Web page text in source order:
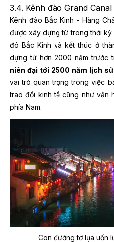
3.4. Kênh đào Grand Canal
Kênh đào Bắc Kinh - Hàng
được xây dựng từ trong thời
đô Bắc Kinh và kết thúc ở
dựng từ hơn 2000 năm trước
niên đại tới 2500 năm lịch sử
vai trò quan trọng trong việc
trao đổi kinh tế cũng như văn
phía Nam.
Con đường tơ lụa uốn